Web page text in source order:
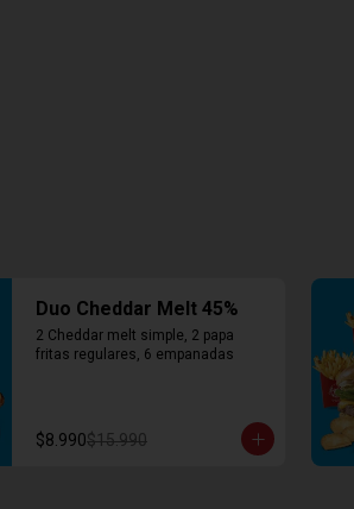
Duo Cheddar Melt 45%
2 Cheddar melt simple, 2 papa
fritas regulares, 6 empanadas
$8.990$15.990